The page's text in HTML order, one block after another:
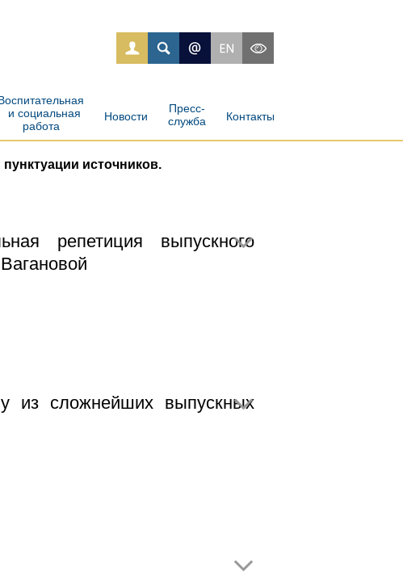
и социальная
работа
Новости
Пресс-
служба
Контакты
источников.
репетиция выпускного
из сложнейших выпускных